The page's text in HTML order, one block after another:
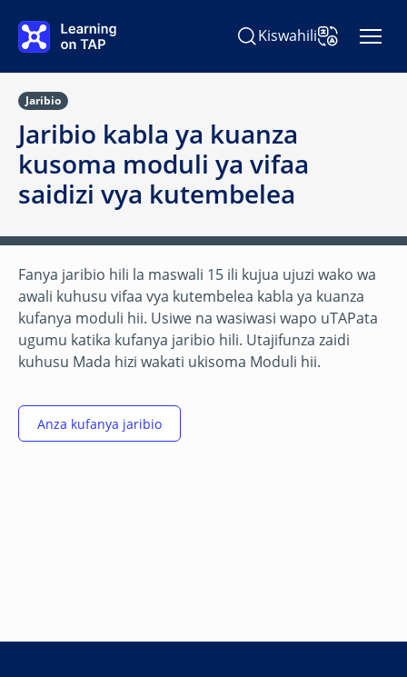
Tafuta Learning on TAP
KiswahiliBadilisha
Jaribio
Jaribio kabla ya kuanza
kusoma moduli ya vifaa
saidizi vya kutembelea
Fanya jaribio hili la maswali 15 ili kujua ujuzi wako wa
awali kuhusu vifaa vya kutembelea kabla ya kuanza
kufanya moduli hii. Usiwe na wasiwasi wapo uTAPata
ugumu katika kufanya jaribio hili. Utajifunza zaidi
kuhusu Mada hizi wakati ukisoma Moduli hii.